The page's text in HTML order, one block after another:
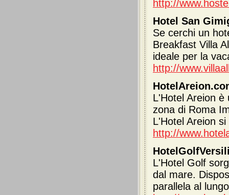
http://
Hotel San
Se cerchi un
Breakfast Villa
ideale per la
http://
L'Hotel Areion
zona di Roma
L'Hotel Areion
http://
L'Hotel Golf
dal mare.
parallela al